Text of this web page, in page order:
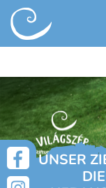
UGRÁS A
UNSER